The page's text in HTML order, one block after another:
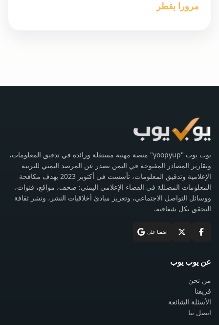
مرورا بقطر
يوب يوب "yoopyup" منصة مهنية مستقلة ورائدة في تدقيق المعلومات،
وتقارير المصادر المفتوحة في اليمن تصدر عن المرصد اليمني للتربية
الإعلامية وتدقيق المعلومات، تأسست في أكتوبر 2023 بهدف مكافحة
المعلومات المضللة في الفضاء الإعلامي اليمني: صحف، مواقع، قنوات،
ووسائل التواصل الاجتماعي، وتعزيز مبادئ أخلاقيات النشر، ونشر ثقافة
التحقق بكل شفافية.
اضفنا على
عن يوب يوب
من نحن
فريقنا
الأسئلة الشائعة
اتصل بنا